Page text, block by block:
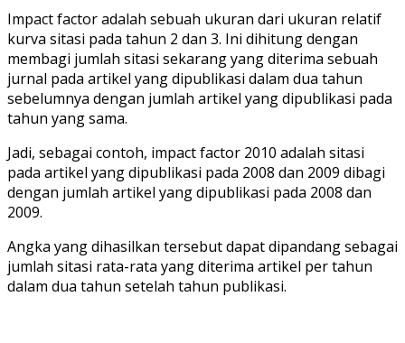
Impact factor adalah sebuah ukuran dari ukuran relatif
kurva sitasi pada tahun 2 dan 3. Ini dihitung dengan
membagi jumlah sitasi sekarang yang diterima sebuah
jurnal pada artikel yang dipublikasi dalam dua tahun
sebelumnya dengan jumlah artikel yang dipublikasi pada
tahun yang sama.
Jadi, sebagai contoh, impact factor 2010 adalah sitasi
pada artikel yang dipublikasi pada 2008 dan 2009 dibagi
dengan jumlah artikel yang dipublikasi pada 2008 dan
2009.
Angka yang dihasilkan tersebut dapat dipandang sebagai
jumlah sitasi rata-rata yang diterima artikel per tahun
dalam dua tahun setelah tahun publikasi.